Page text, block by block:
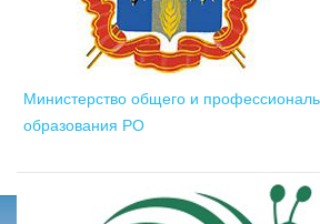
Министерство общего и
образования РО